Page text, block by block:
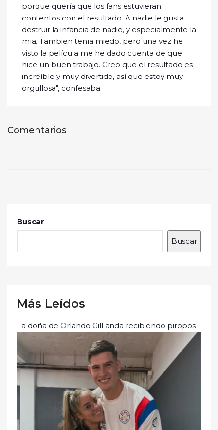
porque quería que los fans estuvieran
contentos con el resultado. A nadie le gusta
destruir la infancia de nadie, y especialmente la
mía. También tenía miedo, pero una vez he
visto la película me he dado cuenta de que
hice un buen trabajo. Creo que el resultado es
increíble y muy divertido, así que estoy muy
orgullosa", confesaba.
Comentarios
Buscar
Buscar
Más Leídos
La doña de Orlando Gill anda recibiendo piropos